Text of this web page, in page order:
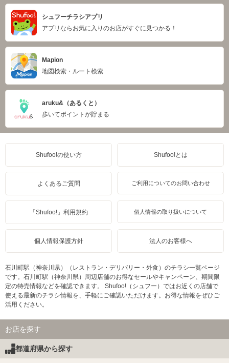
シュフーチラシアプリ
アプリならお気に入りのお店がすぐに見つかる！
Mapion
地図検索・ルート検索
aruku&（あるくと）
歩いてポイントが貯まる
Shufoo!の使い方 Shufoo!とは
よくあるご質問 ご利用についてのお問い合わせ
「Shufoo!」利用規約 個人情報の取り扱いについて
個人情報保護方針 法人のお客様へ
石川町駅（神奈川県）（レストラン・デリバリー・外食）のチラシ一覧ページ
です。石川町駅（神奈川県）周辺店舗のお得なセールやキャンペーン、期間限
定の特売情報などを確認できます。 Shufoo!（シュフー）ではお近くの店舗で
使える最新のチラシ情報を、手軽にご確認いただけます。お得な情報をぜひご
活用ください。
お店を探す
都道府県から探す